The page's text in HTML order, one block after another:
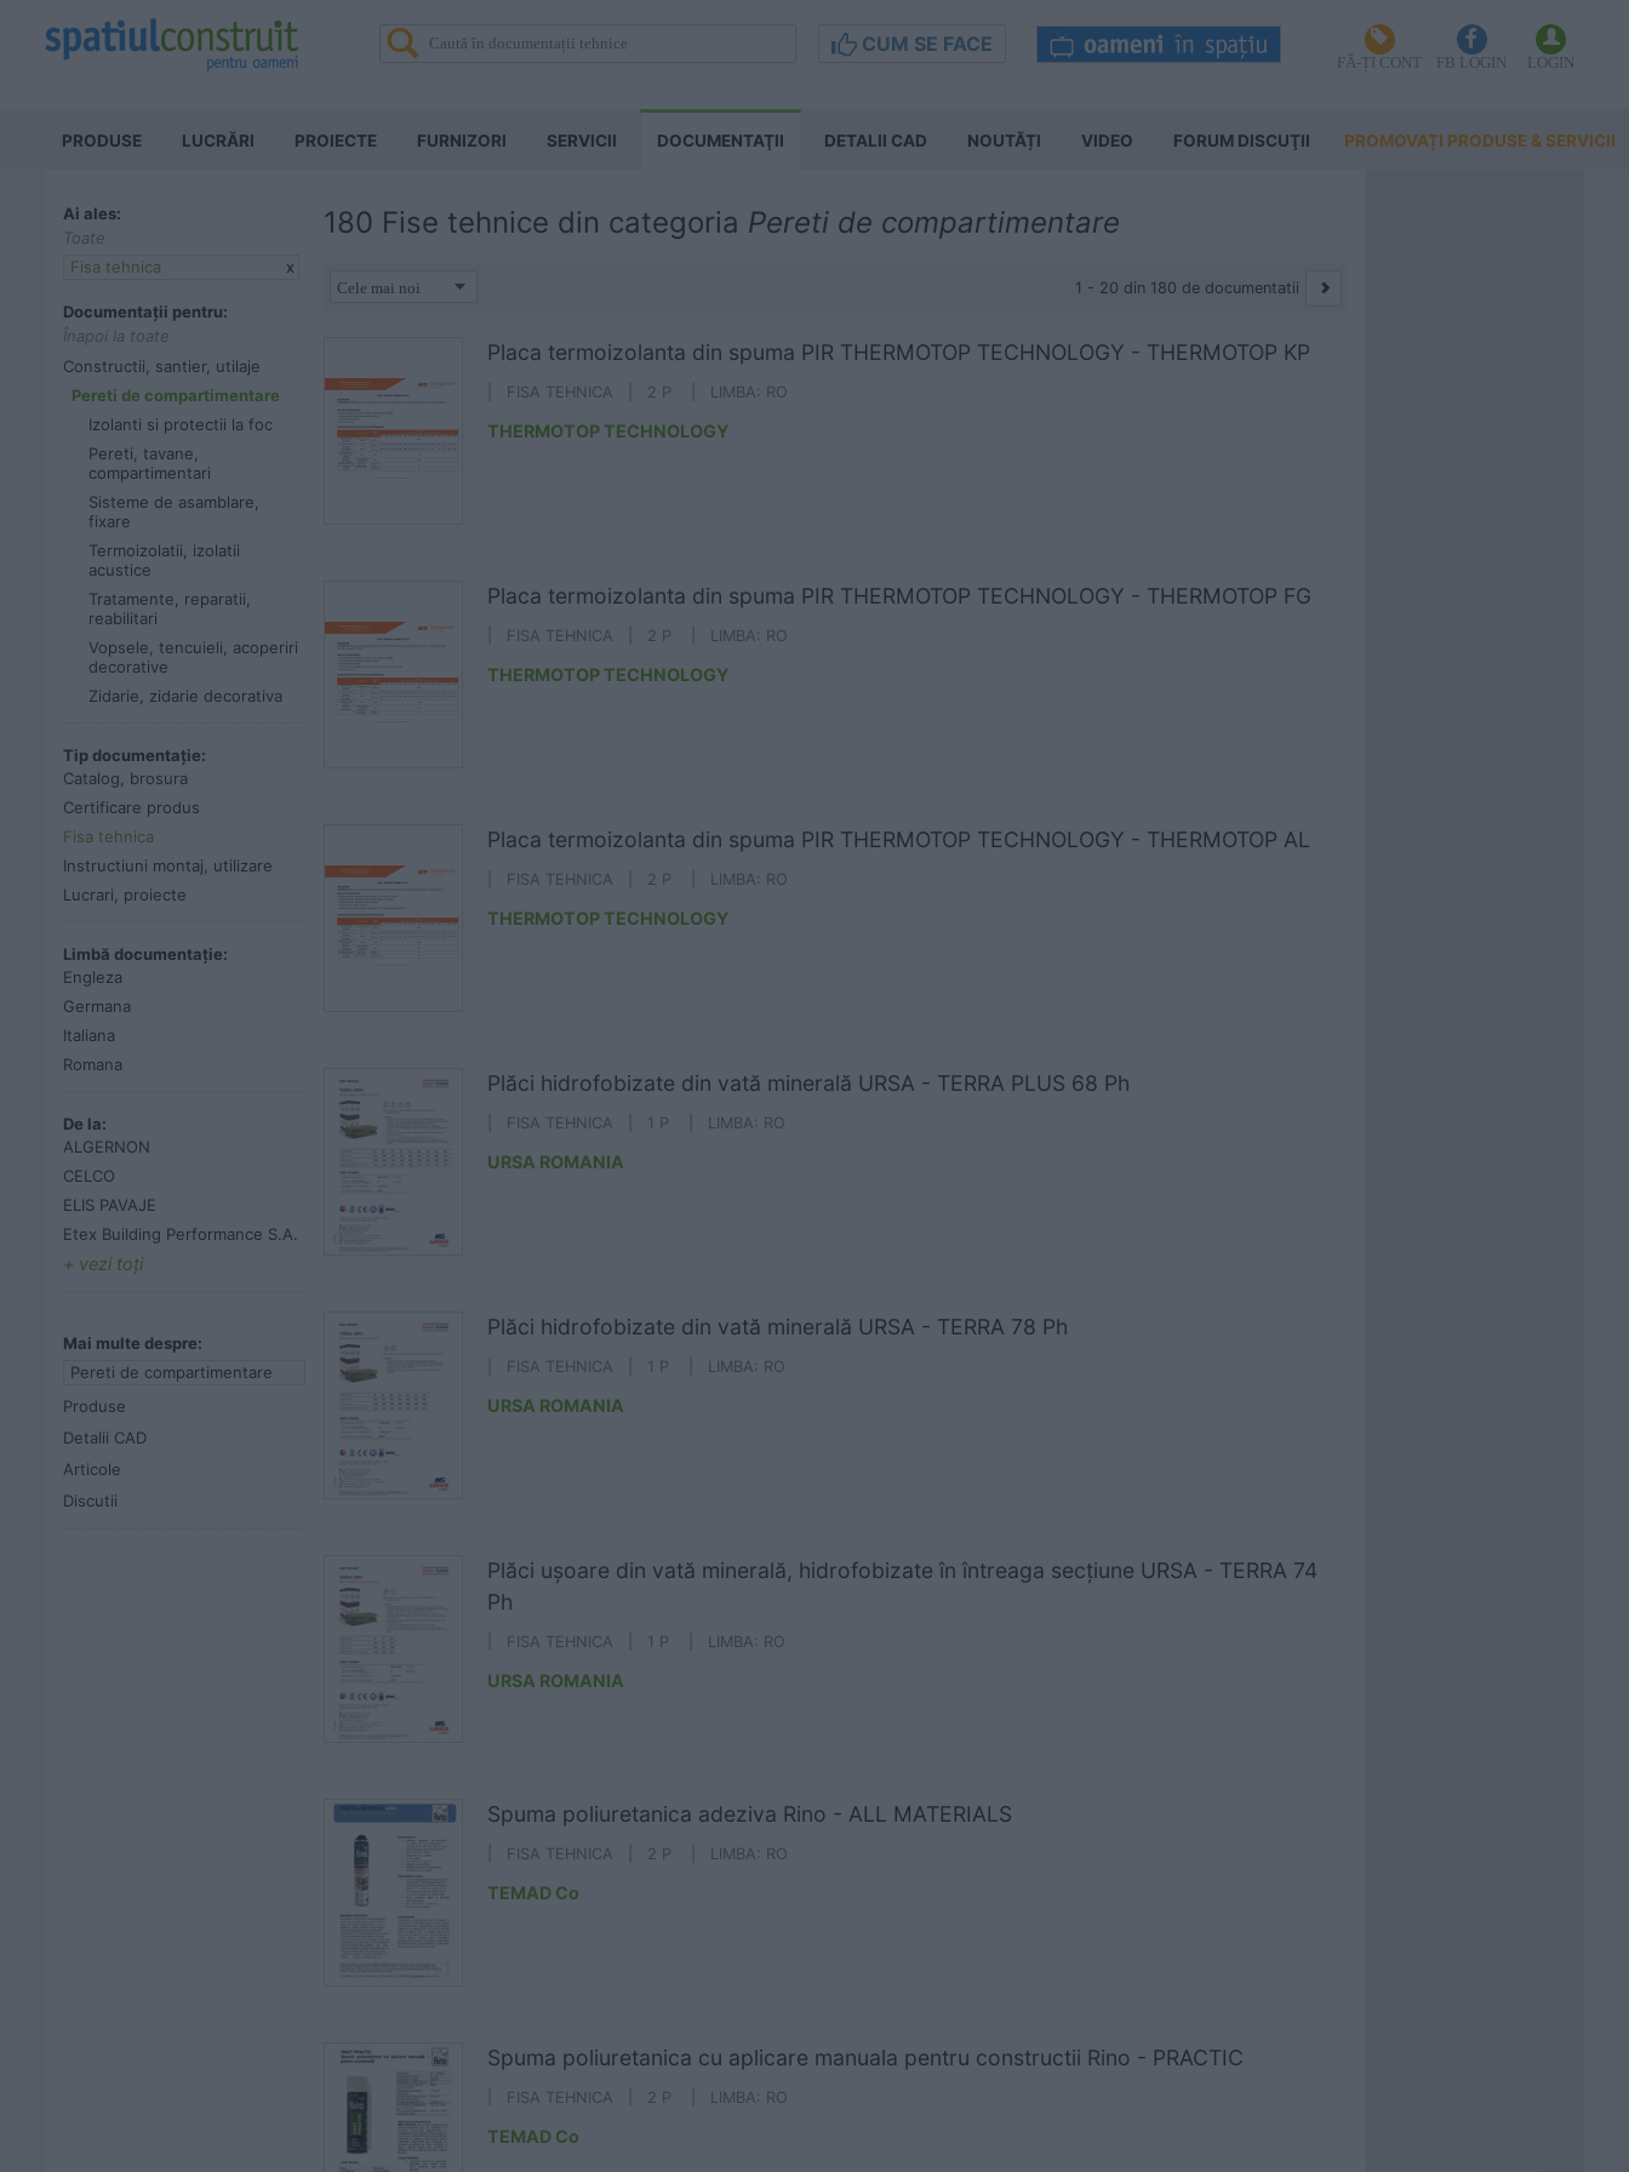
CUM SE FACE
FĂ-ȚI CONT FB LOGIN LOGIN
PRODUSE LUCRĂRI PROIECTE FURNIZORI SERVICII DOCUMENTAŢII DETALII CAD NOUTĂȚI VIDEO FORUM DISCUŢII PROMOVAȚI PRODUSE & SERVICII
Ai ales:
Toate
x
Fisa tehnica
Documentații pentru:
Înapoi la toate
Constructii, santier, utilaje
Pereti de compartimentare
Izolanti si protectii la foc
Pereti, tavane,
compartimentari
Sisteme de asamblare,
fixare
Termoizolatii, izolatii
acustice
Tratamente, reparatii,
reabilitari
Vopsele, tencuieli, acoperiri
decorative
Zidarie, zidarie decorativa
Tip documentație:
Catalog, brosura
Certificare produs
Fisa tehnica
Instructiuni montaj, utilizare
Lucrari, proiecte
Limbă documentație:
Engleza
Germana
Italiana
Romana
De la:
ALGERNON
CELCO
ELIS PAVAJE
Etex Building Performance S.A.
vezi toţi
Mai multe despre:
Pereti de compartimentare
Produse
Detalii CAD
Articole
Discutii
180 Fise tehnice din categoria Pereti de compartimentare
1 - 20 din 180 de documentatii
Placa termoizolanta din spuma PIR THERMOTOP TECHNOLOGY - THERMOTOP KP
| FISA TEHNICA | 2 P | LIMBA: RO
THERMOTOP TECHNOLOGY
Placa termoizolanta din spuma PIR THERMOTOP TECHNOLOGY - THERMOTOP FG
| FISA TEHNICA | 2 P | LIMBA: RO
THERMOTOP TECHNOLOGY
Placa termoizolanta din spuma PIR THERMOTOP TECHNOLOGY - THERMOTOP AL
| FISA TEHNICA | 2 P | LIMBA: RO
THERMOTOP TECHNOLOGY
Plăci hidrofobizate din vată minerală URSA - TERRA PLUS 68 Ph
| FISA TEHNICA | 1 P | LIMBA: RO
URSA ROMANIA
Plăci hidrofobizate din vată minerală URSA - TERRA 78 Ph
| FISA TEHNICA | 1 P | LIMBA: RO
URSA ROMANIA
Plăci ușoare din vată minerală, hidrofobizate în întreaga secțiune URSA - TERRA 74
Ph
| FISA TEHNICA | 1 P | LIMBA: RO
URSA ROMANIA
Spuma poliuretanica adeziva Rino - ALL MATERIALS
| FISA TEHNICA | 2 P | LIMBA: RO
TEMAD Co
Spuma poliuretanica cu aplicare manuala pentru constructii Rino - PRACTIC
| FISA TEHNICA | 2 P | LIMBA: RO
TEMAD Co